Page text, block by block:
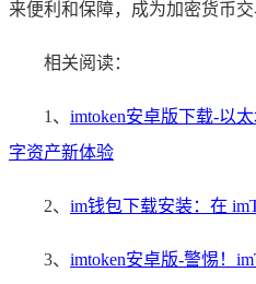
来便利和保障，成为加密货币交
相关阅读：
1、 imtoken安卓版下载-以
字资产新体验
2、 im钱包下载安装：在
3、 imtoken安卓版-警惕！